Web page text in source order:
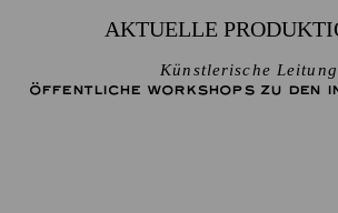
AKTUELLE
Künstlerische Leitung
ÖFFENTLICHE WORKSHOPS ZU DEN